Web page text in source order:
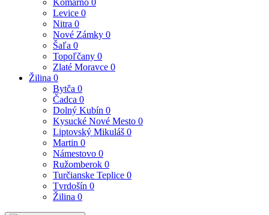
Komárno 0
Levice 0
Nitra 0
Nové Zámky 0
Šaľa 0
Topoľčany 0
Zlaté Moravce 0
Žilina 0
Bytča 0
Čadca 0
Dolný Kubín 0
Kysucké Nové Mesto 0
Liptovský Mikuláš 0
Martin 0
Námestovo 0
Ružomberok 0
Turčianske Teplice 0
Tvrdošín 0
Žilina 0